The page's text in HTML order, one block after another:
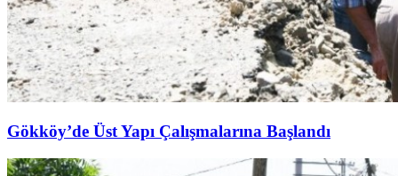
Gökköy’de Üst Yapı Çalışmalarına Başlandı